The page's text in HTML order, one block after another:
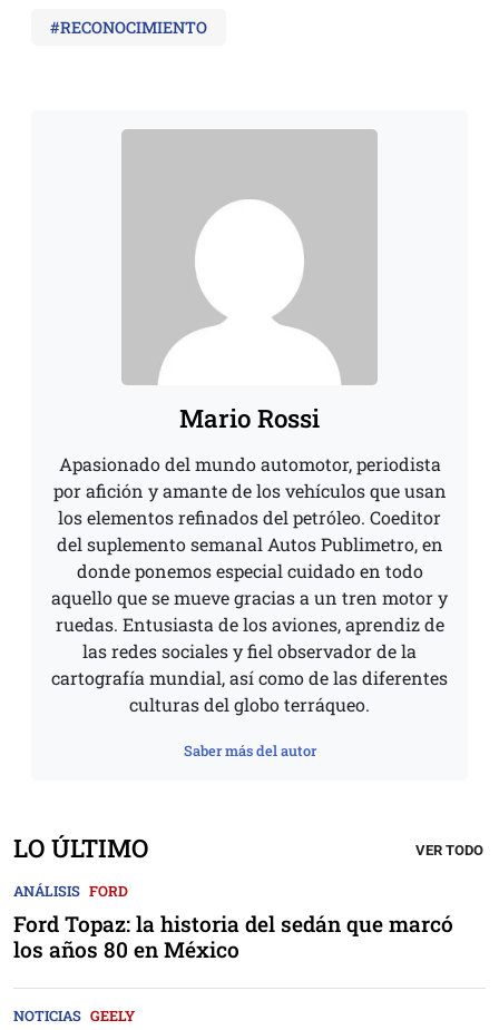
#RECONOCIMIENTO
Mario Rossi
Apasionado del mundo automotor, periodista
por afición y amante de los vehículos que usan
los elementos refinados del petróleo. Coeditor
del suplemento semanal Autos Publimetro, en
donde ponemos especial cuidado en todo
aquello que se mueve gracias a un tren motor y
ruedas. Entusiasta de los aviones, aprendiz de
las redes sociales y fiel observador de la
cartografía mundial, así como de las diferentes
culturas del globo terráqueo.
Saber más del autor
LO ÚLTIMO VER TODO
ANÁLISIS FORD
Ford Topaz: la historia del sedán que marcó
los años 80 en México
NOTICIAS GEELY